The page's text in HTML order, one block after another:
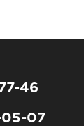
46
07